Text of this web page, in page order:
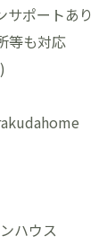
ポートあり
等も対応
ハウス